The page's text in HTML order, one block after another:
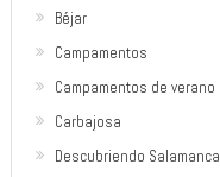
Béjar
Campamentos
Campamentos de verano
Carbajosa
Descubriendo Salamanca